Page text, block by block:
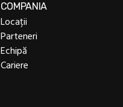
COMPANIA
Locații
Parteneri
Echipă
Cariere